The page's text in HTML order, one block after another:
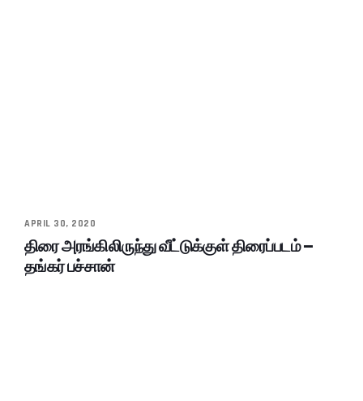
APRIL 30, 2020
திரை அரங்கிலிருந்து வீட்டுக்குள் திரைப்படம் –
தங்கர் பச்சான்